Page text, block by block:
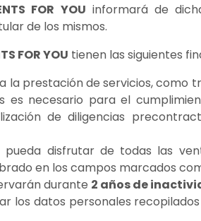
FOR YOU informará de
de los mismos.
FOR YOU tienen las siguientes
la prestación de servicios, como
es necesario para el
de diligencias
disfrutar de todas las
en los campos marcados
durante 2 años de
los datos personales